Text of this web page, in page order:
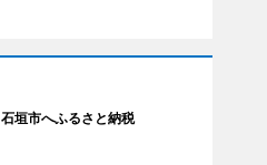
石垣市へふるさと納税